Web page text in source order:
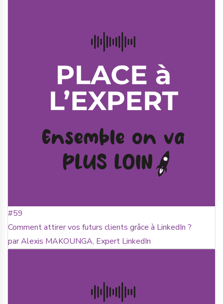
#59
Comment attirer vos futurs clients grâce à LinkedIn ?
par Alexis MAKOUNGA, Expert LinkedIn